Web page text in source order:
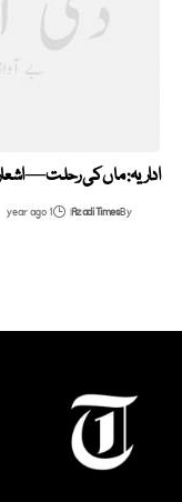
اداریہ: ماں کی رحلت —
By
Azadi Times
1 year ago